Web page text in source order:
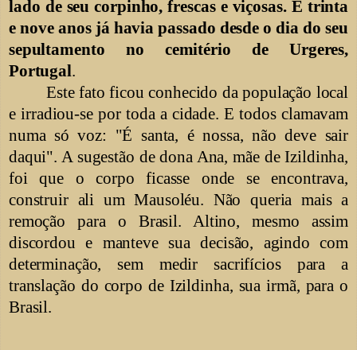
lado de seu corpinho, frescas e viçosas. E trinta
e nove anos já havia passado desde o dia do seu
sepultamento no cemitério de Urgeres,
Portugal.
Este fato ficou conhecido da população local
e irradiou-se por toda a cidade. E todos clamavam
numa só voz: "É santa, é nossa, não deve sair
daqui". A sugestão de dona Ana, mãe de Izildinha,
foi que o corpo ficasse onde se encontrava,
construir ali um Mausoléu. Não queria mais a
remoção para o Brasil. Altino, mesmo assim
discordou e manteve sua decisão, agindo com
determinação, sem medir sacrifícios para a
translação do corpo de Izildinha, sua irmã, para o
Brasil.